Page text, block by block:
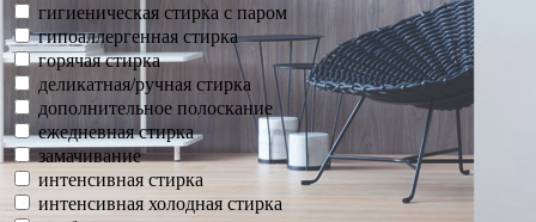
гигиеническая стирка с паром
гипоаллергенная стирка
горячая стирка
деликатная/ручная стирка
дополнительное полоскание
ежедневная стирка
замачивание
интенсивная стирка
интенсивная холодная стирка